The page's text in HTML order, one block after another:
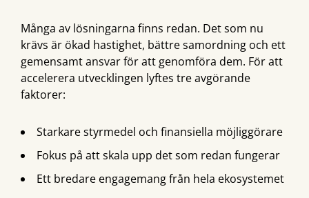
Många av lösningarna finns redan. Det som nu
krävs är ökad hastighet, bättre samordning och ett
gemensamt ansvar för att genomföra dem. För att
accelerera utvecklingen lyftes tre avgörande
faktorer:
Starkare styrmedel och finansiella möjliggörare
Fokus på att skala upp det som redan fungerar
Ett bredare engagemang från hela ekosystemet